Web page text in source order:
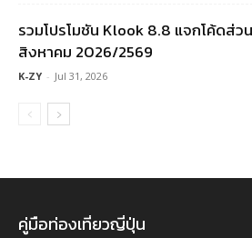
รวมโปรโมชัน Klook 8.8 แจกโค้ดส่
สิงหาคม 2026/2569
K-ZY - Jul 31, 2026
คู่มือท่องเที่ยวญี่ปุ่น